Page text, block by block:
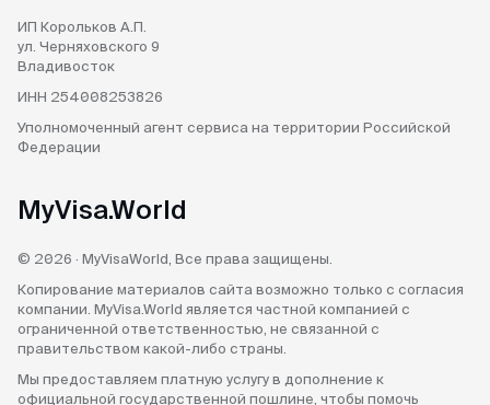
ИП Корольков А.П.
ул. Черняховского 9
Владивосток
ИНН 254008253826
Уполномоченный агент сервиса на территории Российской
Федерации
MyVisa.World
© 2026 · MyVisaWorld, Все права защищены.
Копирование материалов сайта возможно только с согласия
компании. MyVisa.World является частной компанией с
ограниченной ответственностью, не связанной с
правительством какой-либо страны.
Мы предоставляем платную услугу в дополнение к
официальной государственной пошлине, чтобы помочь